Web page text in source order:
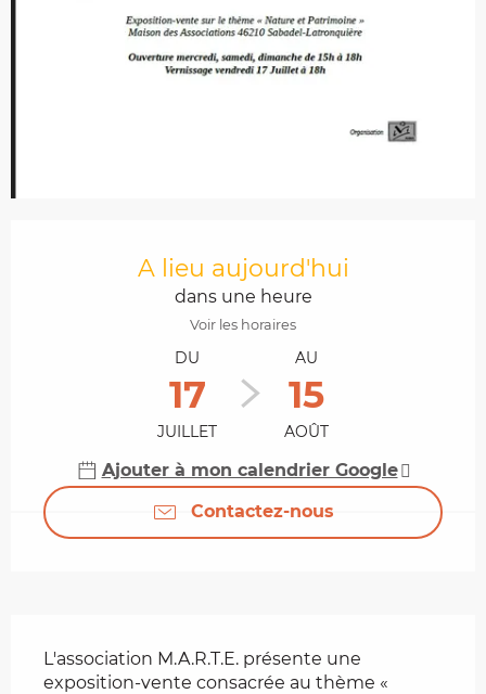
A lieu aujourd'hui
dans une heure
Voir les horaires
DU
17
JUILLET
AU
15
AOÛT
Ajouter à mon calendrier Google
Contactez-nous
L'association M.A.R.T.E. présente une
exposition-vente consacrée au thème «